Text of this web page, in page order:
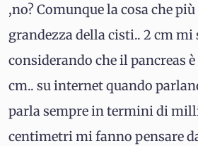
,no? Comunque la cosa che
grandezza della cisti.. 2 cm
considerando che il pancreas
cm.. su internet quando
parla sempre in termini di
centimetri mi fanno pensare